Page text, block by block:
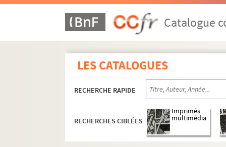
Catalogue
LES CATALOGUES
RECHERCHE RAPIDE
RECHERCHES CIBLÉES
Imprimés
multimédia